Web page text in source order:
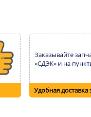
Заказывайте
«СДЭК» и на
Удобная доставка